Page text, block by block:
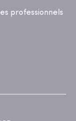
professionnels